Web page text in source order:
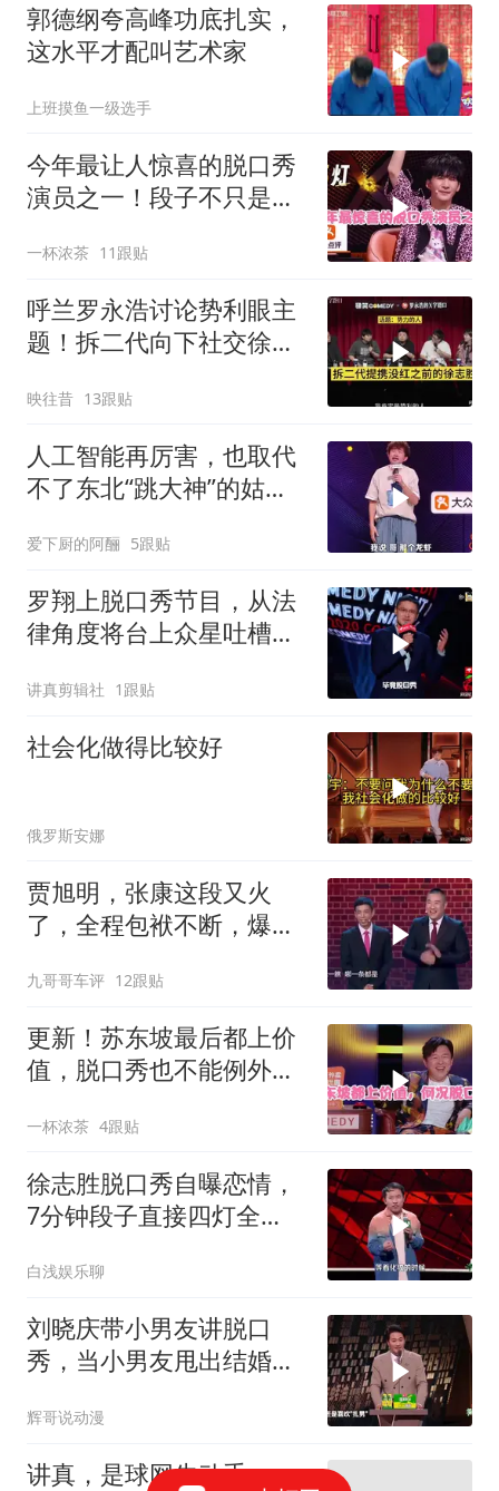
郭德纲夸高峰功底扎实，
这水平才配叫艺术家
上班摸鱼一级选手
今年最让人惊喜的脱口秀
演员之一！段子不只是笑
一杯浓茶 11跟贴
呼兰罗永浩讨论势利眼主
题！拆二代向下社交徐志
映往昔 13跟贴
人工智能再厉害，也取代
不了东北“跳大神”的姑
爱下厨的阿酾 5跟贴
罗翔上脱口秀节目，从法
律角度将台上众星吐槽个
讲真剪辑社 1跟贴
社会化做得比较好
俄罗斯安娜
贾旭明，张康这段又火
了，全程包袱不断，爆笑
九哥哥车评 12跟贴
更新！苏东坡最后都上价
值，脱口秀也不能例外，
一杯浓茶 4跟贴
徐志胜脱口秀自曝恋情，
7分钟段子直接四灯全
白浅娱乐聊
刘晓庆带小男友讲脱口
秀，当小男友甩出结婚
辉哥说动漫
讲真，是球网先动手